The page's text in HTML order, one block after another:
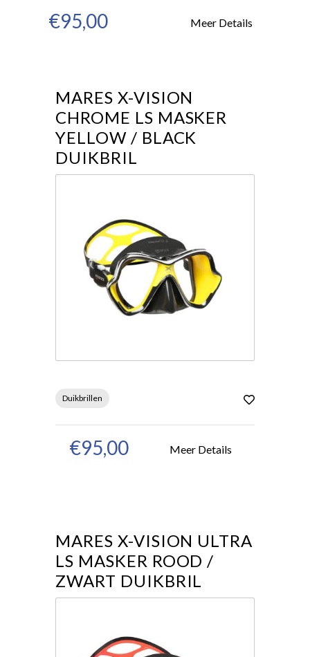
€95,00 Meer Details
MARES X-VISION
CHROME LS MASKER
YELLOW / BLACK
DUIKBRIL
Duikbrillen
€95,00 Meer Details
MARES X-VISION ULTRA
LS MASKER ROOD /
ZWART DUIKBRIL